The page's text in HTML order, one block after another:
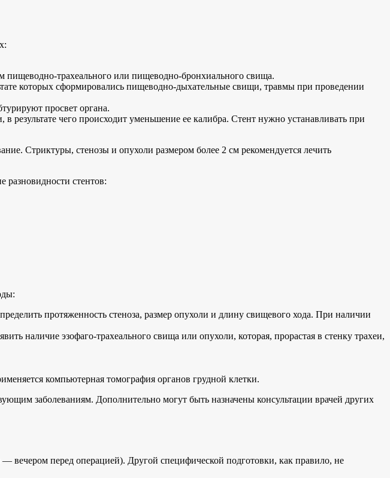
пищеводно-трахеального или пищеводно-бронхиального свища.
которых сформировались пищеводно-дыхательные свищи, травмы при проведении
просвет органа.
чего происходит уменьшение ее калибра. Стент нужно устанавливать при
Стриктуры, стенозы и опухоли размером более 2 см рекомендуется лечить
разновидности стентов:
протяженность стеноза, размер опухоли и длину свищевого хода. При наличии
наличие эзофаго-трахеального свища или опухоли, которая, прорастая в стенку трахеи,
компьютерная томография органов грудной клетки.
заболеваниям. Дополнительно могут быть назначены консультации врачей других
перед операцией). Другой специфической подготовки, как правило, не